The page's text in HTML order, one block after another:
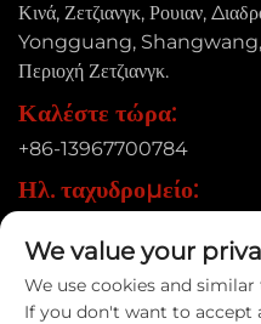
Κινά, Ζετζιανγκ, Ρουιαν,
Yongguang, Shangwang,
Περιοχή Ζετζιανγκ.
Καλέστε τώρα:
+86-13967700784
Ηλ. ταχυδρομείο:
Δικαιώματα πνευματικής
We value your
We use cookies and
If you don't want to accept